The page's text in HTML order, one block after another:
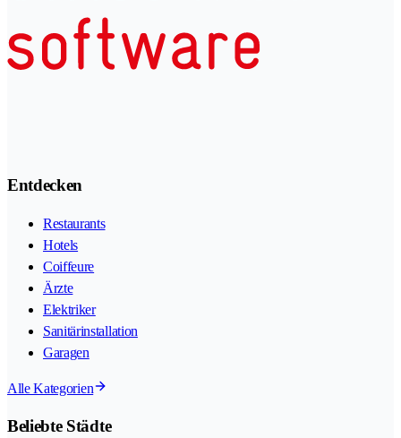
Entdecken
Restaurants
Hotels
Coiffeure
Ärzte
Elektriker
Sanitärinstallation
Garagen
Alle Kategorien
Beliebte Städte